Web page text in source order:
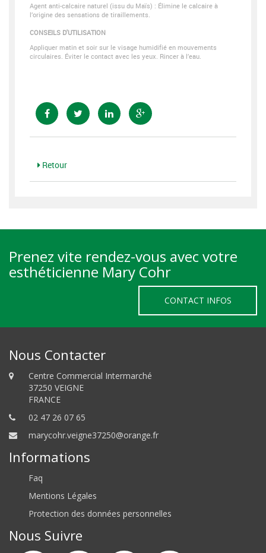
Agent anti-calcaire naturel (issu du Maïs) : Élimine le calcaire à
l’origine des sensations de tiraillements.
CONSEILS D'UTILISATION
Appliquer matin et soir sur le visage humidifié en mouvements
circulaires. Éviter le contact avec les yeux. Rincer à l’eau.
Retour
Prenez vite rendez-vous avec votre
esthéticienne Mary Cohr
CONTACT INFOS
Nous Contacter
Centre Commercial Intermarché
37250 VEIGNE
FRANCE
02 47 26 07 65
marycohr.veigne37250@orange.fr
Informations
Faq
Mentions Légales
Protection des données personnelles
Nous Suivre